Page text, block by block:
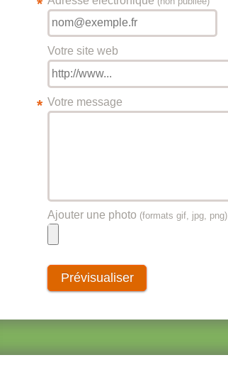
Votre site web
Votre message
*
Ajouter une photo (formats gif, jpg, png)